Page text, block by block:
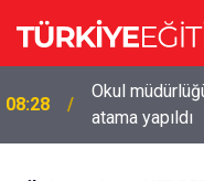
08:08
8 yılda 29 kat
servete döndü